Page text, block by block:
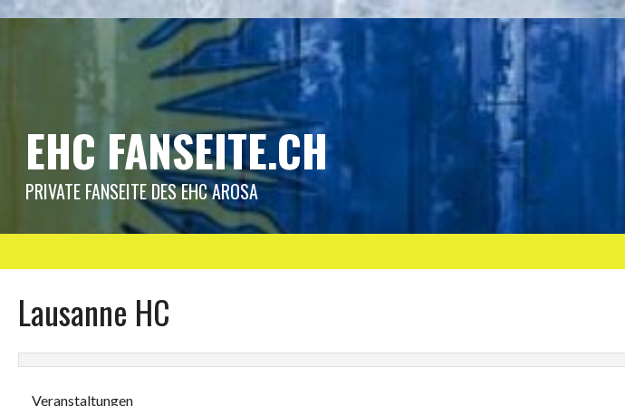
Springe
EHC FANSEITE.CH
PRIVATE FANSEITE DES EHC AROSA
Lausanne HC
Veranstaltungen